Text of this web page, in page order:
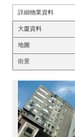
詳細物業資料
大廈資料
地圖
街景